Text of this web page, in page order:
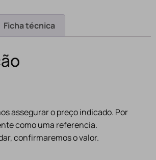
Ficha técnica
assegurar o preço indicado. Por
como uma referencia.
confirmaremos o valor.